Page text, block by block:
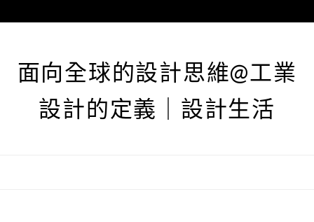
至
面向全球的設計思維@工業
設計的定義｜設計生活